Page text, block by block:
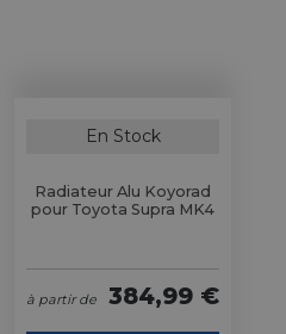
En Stock
Radiateur Alu Koyorad
pour Toyota Supra MK4
à partir de 384,99 €